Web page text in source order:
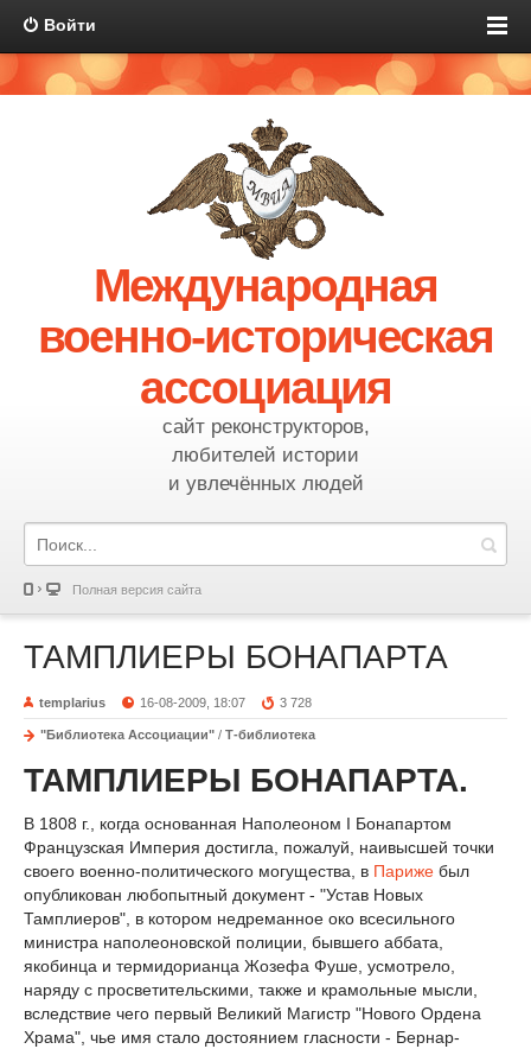
Войти
Международная
военно-историческая
ассоциация
сайт реконструкторов,
любителей истории
и увлечённых людей
Полная версия сайта
ТАМПЛИЕРЫ БОНАПАРТА
templarius 16-08-2009, 18:07 3 728
"Библиотека Ассоциации" / Т-библиотека
ТАМПЛИЕРЫ БОНАПАРТА.
В 1808 г., когда основанная Наполеоном I Бонапартом
Французская Империя достигла, пожалуй, наивысшей точки
своего военно-политического могущества, в Париже был
опубликован любопытный документ - "Устав Новых
Тамплиеров", в котором недреманное око всесильного
министра наполеоновской полиции, бывшего аббата,
якобинца и термидорианца Жозефа Фуше, усмотрело,
наряду с просветительскими, также и крамольные мысли,
вследствие чего первый Великий Магистр "Нового Ордена
Храма", чье имя стало достоянием гласности - Бернар-